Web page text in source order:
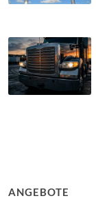
ANGEBOTE